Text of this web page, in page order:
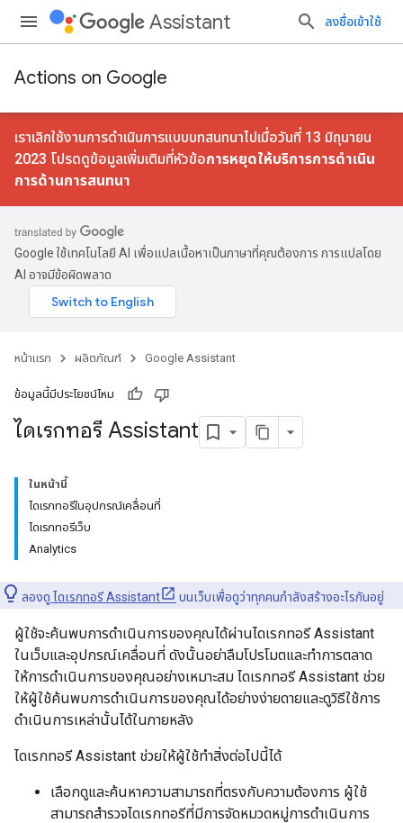
Assistant ลงชื่อเข้าใช้
Actions on Google
เราเลิกใช้งานการดําเนินการแบบบทสนทนาไปเมื่อวันที่ 13 มิถุนายน
2023 โปรดดูข้อมูลเพิ่มเติมที่หัวข้อการหยุดให้บริการการดําเนิน
การด้านการสนทนา
Google ใช้เทคโนโลยี AI เพื่อแปลเนื้อหาเป็นภาษาที่คุณต้องการ การแปลโดย
AI อาจมีข้อผิดพลาด
หน้าแรก ผลิตภัณฑ์ Google Assistant
ข้อมูลนี้มีประโยชน์ไหม
ไดเรกทอรี Assistant
ในหน้านี้
ไดเรกทอรีในอุปกรณ์เคลื่อนที่
ไดเรกทอรีเว็บ
Analytics
ลองดู ไดเรกทอรี Assistant บนเว็บเพื่อดูว่าทุกคนกำลังสร้างอะไรกันอยู่
ผู้ใช้จะค้นพบการดำเนินการของคุณได้ผ่านไดเรกทอรี Assistant
ในเว็บและอุปกรณ์เคลื่อนที่ ดังนั้นอย่าลืมโปรโมตและทำการตลาด
ให้การดำเนินการของคุณอย่างเหมาะสม ไดเรกทอรี Assistant ช่วย
ให้ผู้ใช้ค้นพบการดำเนินการของคุณได้อย่างง่ายดายและดูวิธีใช้การ
ดำเนินการเหล่านั้นได้ในภายหลัง
ไดเรกทอรี Assistant ช่วยให้ผู้ใช้ทําสิ่งต่อไปนี้ได้
เลือกดูและค้นหาความสามารถที่ตรงกับความต้องการ ผู้ใช้
สามารถสำรวจไดเรกทอรีที่มีการจัดหมวดหมู่การดำเนินการ